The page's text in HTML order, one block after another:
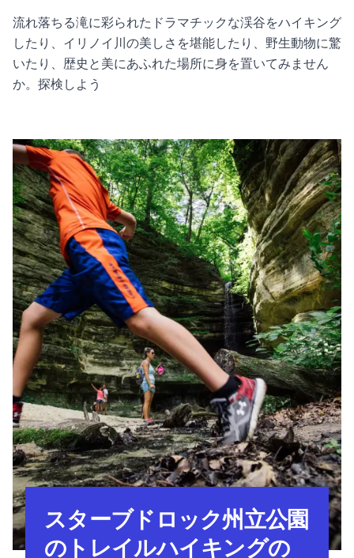
流れ落ちる滝に彩られたドラマチックな渓谷をハイキング
したり、イリノイ川の美しさを堪能したり、野生動物に驚
いたり、歴史と美にあふれた場所に身を置いてみません
か。探検しよう
スターブドロック州立公園
のトレイルハイキングの